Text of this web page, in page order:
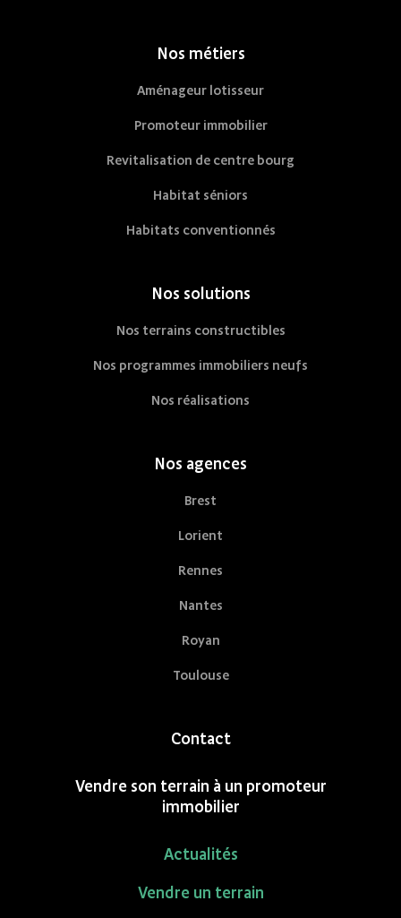
Nos métiers
Aménageur lotisseur
Promoteur immobilier
Revitalisation de centre bourg
Habitat séniors
Habitats conventionnés
Nos solutions
Nos terrains constructibles
Nos programmes immobiliers neufs
Nos réalisations
Nos agences
Brest
Lorient
Rennes
Nantes
Royan
Toulouse
Contact
Vendre son terrain à un promoteur
immobilier
Actualités
Vendre un terrain